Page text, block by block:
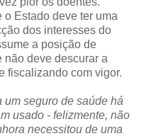
o Estado deve ter uma
dos interesses do
a posição de
não deve descurar a
fiscalizando com vigor.
seguro de saúde há
usado - felizmente, não
necessitou de uma